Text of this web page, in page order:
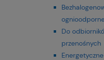
Do
przenośnych
Energetyczne